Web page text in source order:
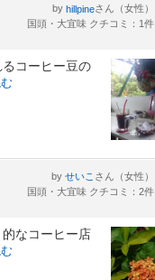
by hillpineさん（女性）
国頭・大宜味 クチコミ：1件
コーヒー豆の
by せいこ さん（女性）
国頭・大宜味 クチコミ：2件
なコーヒー店